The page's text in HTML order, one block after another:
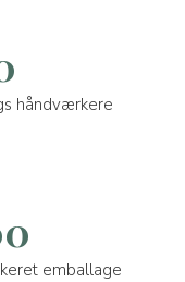
håndværkere
emballage